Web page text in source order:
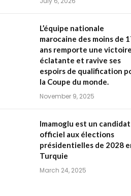
L’équipe nationale
marocaine des moins de
ans remporte une victoire
éclatante et ravive ses
espoirs de qualification
la Coupe du monde.
November 9, 2025
Imamoglu est un candidat
officiel aux élections
présidentielles de 2028
Turquie
March 24, 2025